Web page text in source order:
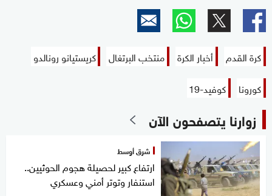
كرة القدم أخبار الكرة منتخب البرتغال
كريستيانو رونالدو
كورونا
كوفيد-19
زوارنا يتصفحون الآن
شرق أوسط
ارتفاع كبير لحصيلة هجوم الحوثيين..
استنفار وتوتر أمني وعسكري